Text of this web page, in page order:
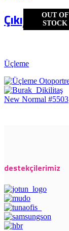
OUT OF
STOCK
Çıkış
Üçleme
New Normal #5503
destekçilerimiz